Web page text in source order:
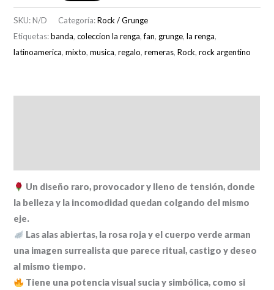
Renga:
Galaxia
Rabiosa"
cantidad
SKU:N/D Categoría:Rock / Grunge
Etiquetas:banda,coleccion la renga,fan, grunge,la renga,
latinoamerica,mixto,musica,regalo,remeras,Rock,rock argentino
Un diseño raro, provocador y lleno de tensión, donde
la belleza y la incomodidad quedan colgando del mismo
eje.
Las alas abiertas, la rosa roja y el cuerpo verde arman
una imagen surrealista que parece ritual, castigo y deseo
al mismo tiempo.
Tiene una potencia visual sucia y simbólica, como si